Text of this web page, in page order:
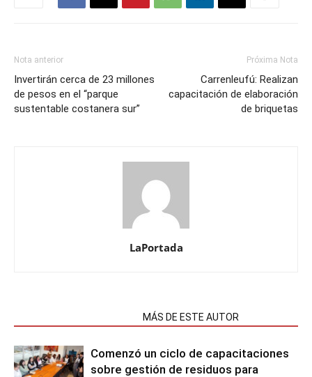
Nota anterior
Invertirán cerca de 23 millones
de pesos en el “parque
sustentable costanera sur”
Próxima Nota
Carrenleufú: Realizan
capacitación de elaboración
de briquetas
LaPortada
MÁS DE ESTE AUTOR
Comenzó un ciclo de capacitaciones
sobre gestión de residuos para